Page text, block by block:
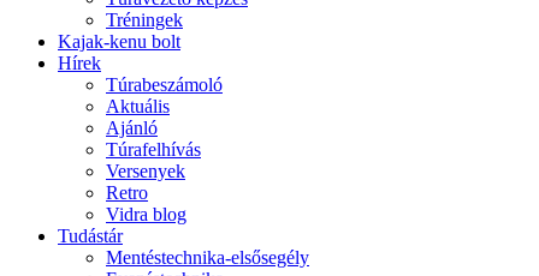
Tréningek
Kajak-kenu bolt
Hírek
Túrabeszámoló
Aktuális
Ajánló
Túrafelhívás
Versenyek
Retro
Vidra blog
Tudástár
Mentéstechnika-elsősegély